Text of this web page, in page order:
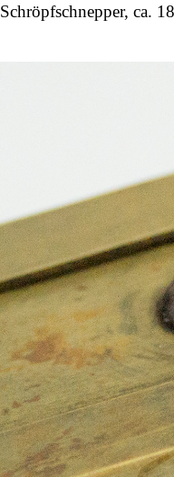
Schröpfschnepper, ca.